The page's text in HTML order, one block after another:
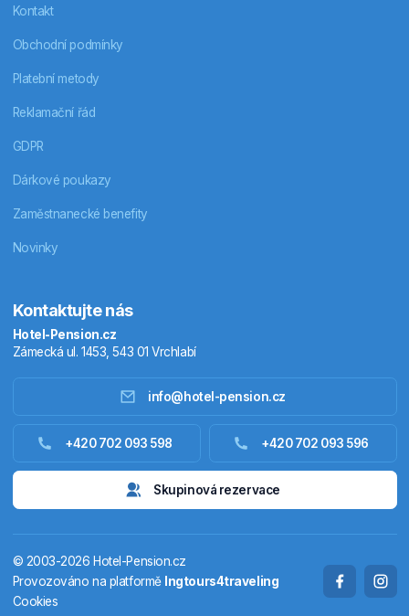
Ubytování zahraniční
Termály
Kontakt
Obchodní podmínky
Platební metody
Reklamační řád
GDPR
Dárkové poukazy
Zaměstnanecké benefity
Novinky
Kontaktujte nás
Hotel-Pension.cz
Zámecká ul. 1453, 543 01 Vrchlabí
info@hotel-pension.cz
+420 702 093 598 +420 702 093 596
Skupinová rezervace
© 2003-2026 Hotel-Pension.cz
Provozováno na platformě Ingtours4traveling
Cookies